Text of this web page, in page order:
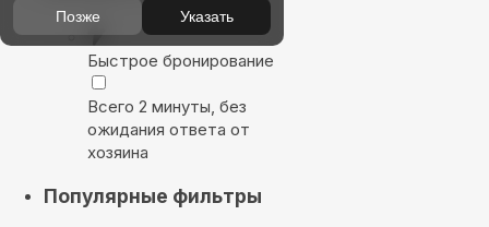
Быстрое бронирование
Всего 2 минуты, без
ожидания ответа от
хозяина
Популярные фильтры
Позже Указать